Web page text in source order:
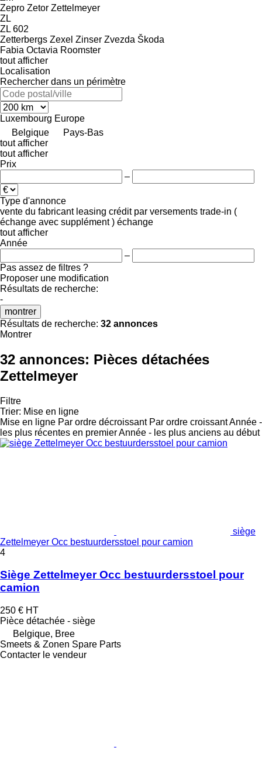
Zepro Zetor Zettelmeyer
ZL
ZL 602
Zetterbergs Zexel Zinser Zvezda Škoda
Fabia Octavia Roomster
tout afficher
Localisation
Rechercher dans un périmètre
Luxembourg Europe
Belgique
Pays-Bas
tout afficher
tout afficher
Prix
–
Type d'annonce
vente du fabricant leasing crédit par versements trade-in (
échange avec supplément ) échange
tout afficher
Année
–
Pas assez de filtres ?
Proposer une modification
Résultats de recherche:
-
montrer
Résultats de recherche: 32 annonces
Montrer
32 annonces: Pièces détachées
Zettelmeyer
Filtre
Trier: Mise en ligne
Mise en ligne Par ordre décroissant Par ordre croissantAnnée -
les plus récentes en premierAnnée - les plus anciens au début
siège
Zettelmeyer Occ bestuurdersstoel pour camion
4
Siège Zettelmeyer Occ bestuurdersstoel pour
camion
250 € HT
Pièce détachée - siège
Belgique, Bree
Smeets & Zonen Spare Parts
Contacter le vendeur